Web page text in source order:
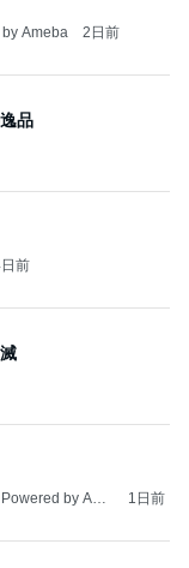
Ameba 2日前
品
前
by Ame
1日前